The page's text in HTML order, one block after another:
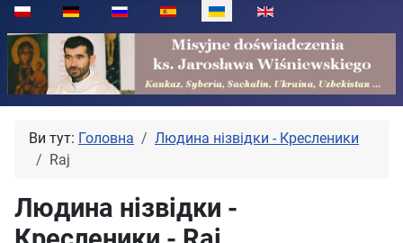
Виберіть свою мову
Ви тут: Головна
Людина нізвідки - Кресленики
Raj
Людина нізвідки -